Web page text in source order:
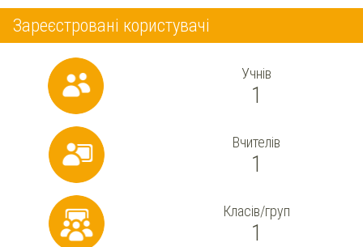
Зареєстровані користувачі
Учнів
1
Вчителів
1
Класів/груп
1